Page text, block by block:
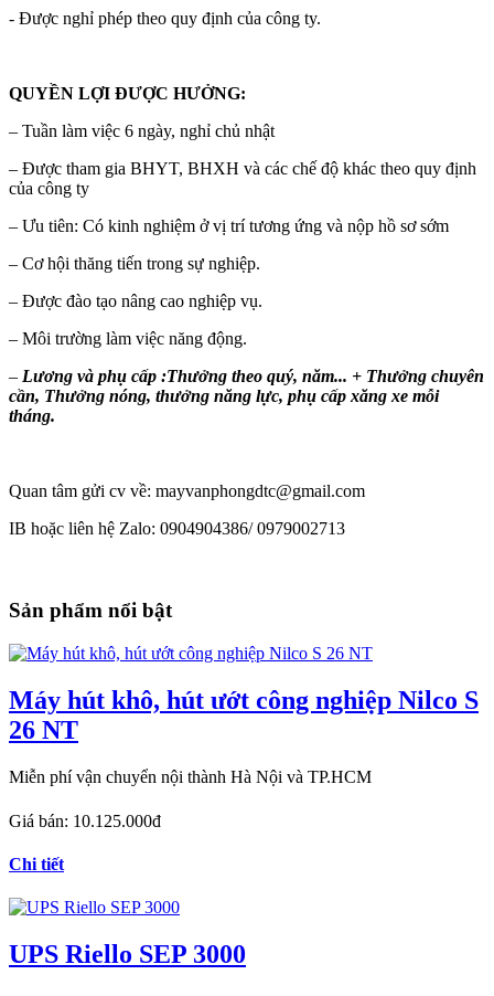
- Được nghỉ phép theo quy định của công ty.
QUYỀN LỢI ĐƯỢC HƯỞNG:
– Tuần làm việc 6 ngày, nghỉ chủ nhật
– Được tham gia BHYT, BHXH và các chế độ khác theo quy định
của công ty
– Ưu tiên: Có kinh nghiệm ở vị trí tương ứng và nộp hồ sơ sớm
– Cơ hội thăng tiến trong sự nghiệp.
– Được đào tạo nâng cao nghiệp vụ.
– Môi trường làm việc năng động.
– Lương và phụ cấp :Thưởng theo quý, năm... + Thưởng chuyên
cần, Thưởng nóng, thưởng năng lực, phụ cấp xăng xe mỗi
tháng.
Quan tâm gửi cv về: mayvanphongdtc@gmail.com
IB hoặc liên hệ Zalo: 0904904386/ 0979002713
Sản phẩm nổi bật
Máy hút khô, hút ướt công nghiệp Nilco S
26 NT
Miễn phí vận chuyển nội thành Hà Nội và TP.HCM
Giá bán: 10.125.000đ
Chi tiết
UPS Riello SEP 3000